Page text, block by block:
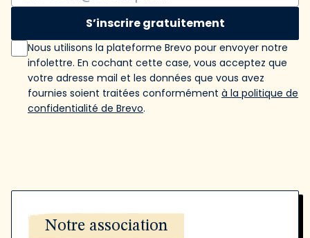
S’inscrire gratuitement
Nous utilisons la plateforme Brevo pour envoyer notre
infolettre. En cochant cette case, vous acceptez que
votre adresse mail et les données que vous avez
fournies soient traitées conformément à la politique de
confidentialité de Brevo.
Notre association